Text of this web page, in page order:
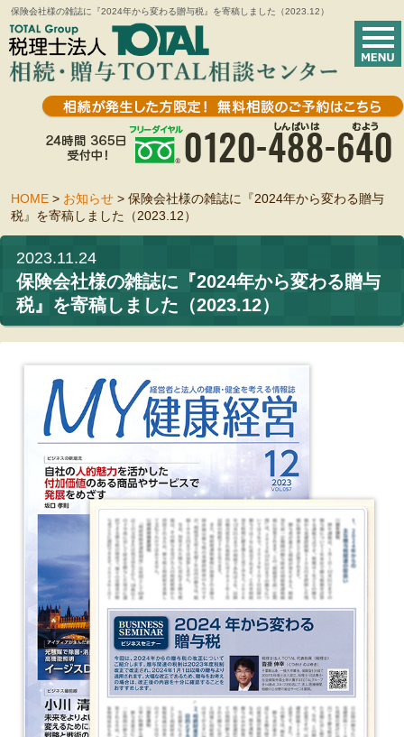
保険会社様の雑誌に『2024年から変わる贈与税』を寄稿しました（2023.12）
HOME > お知らせ > 保険会社様の雑誌に『2024年から変わる贈与
税』を寄稿しました（2023.12）
2023.11.24
保険会社様の雑誌に『2024年から変わる贈与
税』を寄稿しました（2023.12）